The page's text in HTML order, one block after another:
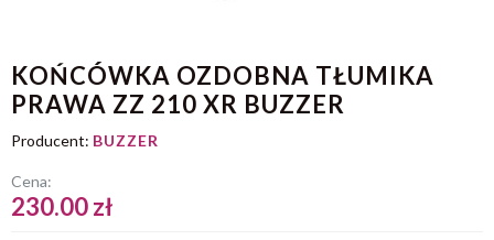
KOŃCÓWKA OZDOBNA TŁUMIKA
PRAWA ZZ 210 XR BUZZER
Producent: BUZZER
Cena:
230.00 zł